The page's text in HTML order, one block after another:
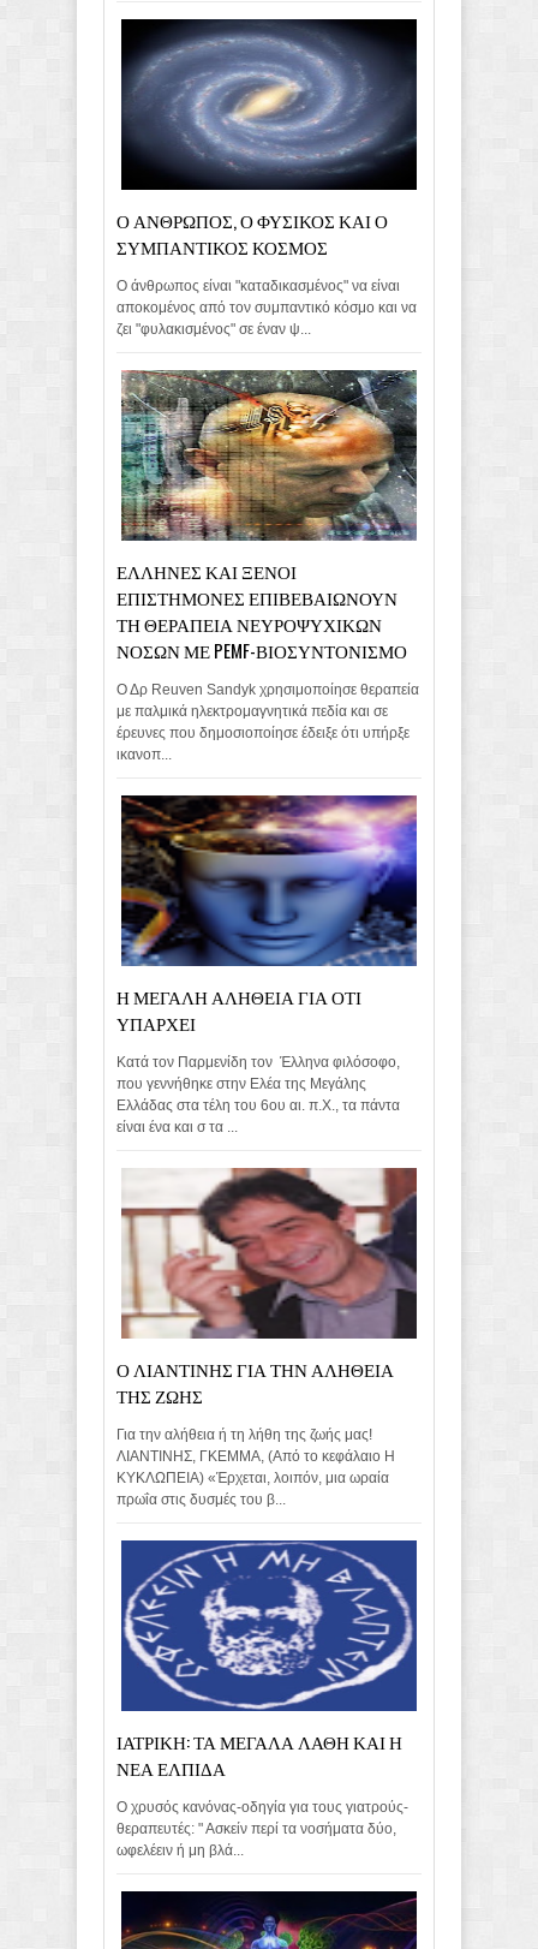
Ο ΑΝΘΡΩΠΟΣ, Ο ΦΥΣΙΚΟΣ ΚΑΙ Ο
ΣΥΜΠΑΝΤΙΚΟΣ ΚΟΣΜΟΣ
Ο άνθρωπος είναι "καταδικασμένος" να είναι
αποκομένος από τον συμπαντικό κόσμο και να
ζει "φυλακισμένος" σε έναν ψ...
ΕΛΛΗΝΕΣ ΚΑΙ ΞΕΝΟΙ
ΕΠΙΣΤΗΜΟΝΕΣ ΕΠΙΒΕΒΑΙΩΝΟΥΝ
ΤΗ ΘΕΡΑΠΕΙΑ ΝΕΥΡΟΨΥΧΙΚΩΝ
ΝΟΣΩΝ ΜΕ PEMF-ΒΙΟΣΥΝΤΟΝΙΣΜΟ
Ο Δρ Reuven Sandyk χρησιμοποίησε θεραπεία
με παλμικά ηλεκτρομαγνητικά πεδία και σε
έρευνες που δημοσιοποίησε έδειξε ότι υπήρξε
ικανοπ...
Η ΜΕΓΑΛΗ ΑΛΗΘΕΙΑ ΓΙΑ ΟΤΙ
ΥΠΑΡΧΕΙ
Κατά τον Παρμενίδη τον Έλληνα φιλόσοφο,
που γεννήθηκε στην Ελέα της Μεγάλης
Ελλάδας στα τέλη του 6ου αι. π.Χ., τα πάντα
είναι ένα και σ τα ...
Ο ΛΙΑΝΤΙΝΗΣ ΓΙΑ ΤΗΝ ΑΛΗΘΕΙΑ
ΤΗΣ ΖΩΗΣ
Για την αλήθεια ή τη λήθη της ζωής μας!
ΛΙΑΝΤΙΝΗΣ, ΓΚΕΜΜΑ, (Από το κεφάλαιο Η
ΚΥΚΛΩΠΕΙΑ) «Έρχεται, λοιπόν, μια ωραία
πρωΐα στις δυσμές του β...
ΙΑΤΡΙΚΗ: ΤΑ ΜΕΓΑΛΑ ΛΑΘΗ ΚΑΙ Η
ΝΕΑ ΕΛΠΙΔΑ
Ο χρυσός κανόνας-οδηγία για τους γιατρούς-
θεραπευτές: " Ασκείν περί τα νοσήματα δύο,
ωφελέειν ή μη βλά...